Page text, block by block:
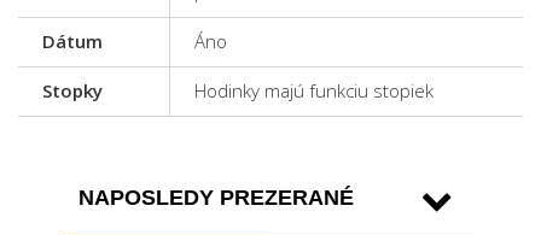
Dátum Áno
Stopky Hodinky majú funkciu stopiek
NAPOSLEDY PREZERANÉ